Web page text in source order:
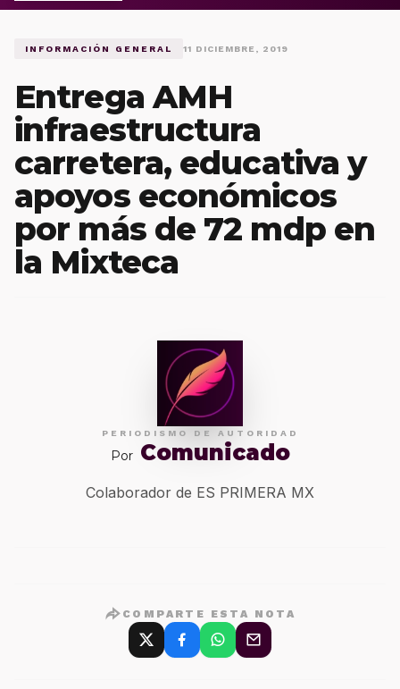
INFORMACIÓN GENERAL 11 DICIEMBRE, 2019
Entrega AMH
infraestructura
carretera, educativa y
apoyos económicos
por más de 72 mdp en
la Mixteca
PERIODISMO DE AUTORIDAD
Por Comunicado
Colaborador de ES PRIMERA MX
COMPARTE ESTA NOTA